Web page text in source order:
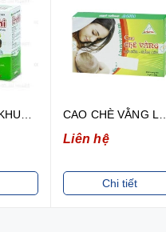
Liên hệ
Chi tiết